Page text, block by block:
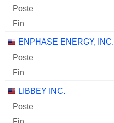
ENPHASE ENERGY, INC.
LIBBEY INC.